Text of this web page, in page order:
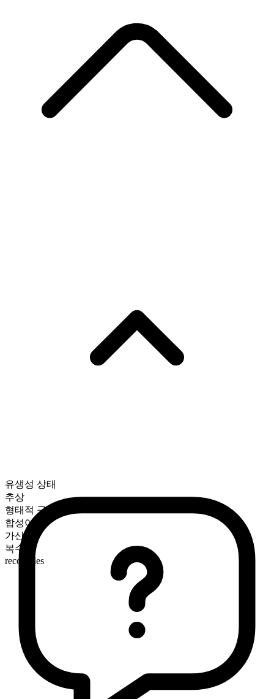
유생성 상태
추상
형태적 구성
합성어
가산
복수형
recoveries